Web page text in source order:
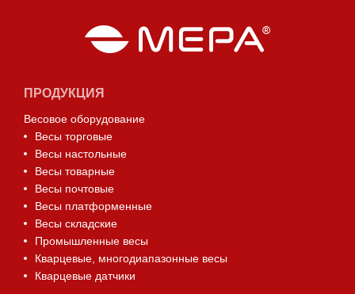
ПРОДУКЦИЯ
Весовое оборудование
Весы торговые
Весы настольные
Весы товарные
Весы почтовые
Весы платформенные
Весы складские
Промышленные весы
Кварцевые, многодиапазонные весы
Кварцевые датчики